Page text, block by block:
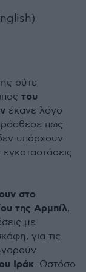
ούτε
του
έκανε λόγο
πως
υπάρχουν
στο
της Αρμπίλ,
με
για τις
Ιράκ. Ωστόσο